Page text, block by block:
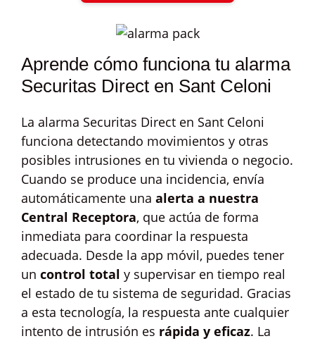
Aprende cómo funciona tu alarma
Securitas Direct en Sant Celoni
La alarma Securitas Direct en Sant Celoni
funciona detectando movimientos y otras
posibles intrusiones en tu vivienda o negocio.
Cuando se produce una incidencia, envía
automáticamente una alerta a nuestra
Central Receptora, que actúa de forma
inmediata para coordinar la respuesta
adecuada. Desde la app móvil, puedes tener
un control total y supervisar en tiempo real
el estado de tu sistema de seguridad. Gracias
a esta tecnología, la respuesta ante cualquier
intento de intrusión es rápida y eficaz. La